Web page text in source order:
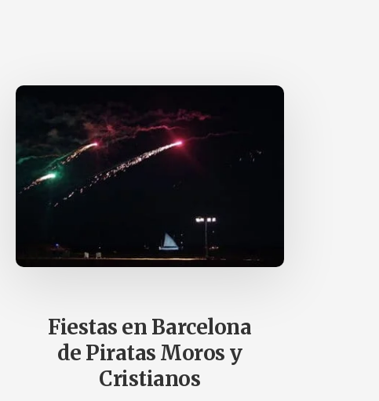
Fiestas en Barcelona
de Piratas Moros y
Cristianos